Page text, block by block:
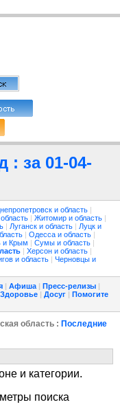
: за 01-04-
и область |
| Житомир и область |
| Луганск и область | Луцк и
| Одесса и область |
и Крым | Сумы и область |
| Херсон и область |
и область | Черновцы и
| Афиша | Пресс-релизы |
Здоровье | Досуг | Помогите
область : Последние
и категории.
поиска